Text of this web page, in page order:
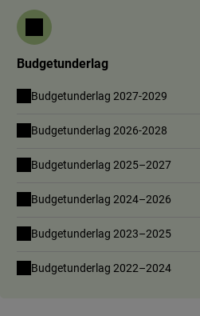
Budgetunderlag
Budgetunderlag 2027-2029
Budgetunderlag 2026-2028
Budgetunderlag 2025–2027
Budgetunderlag 2024–2026
Budgetunderlag 2023–2025
Budgetunderlag 2022–2024